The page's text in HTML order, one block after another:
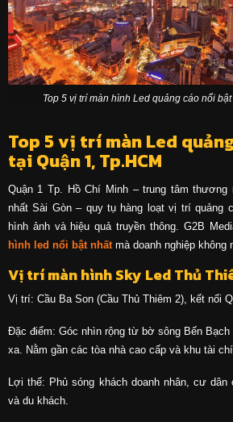
Top 5 vị trí màn hình Led quảng cáo nổi bật
Top 5 vị trí màn Led
tại Quận 1, Tp.HCM
Quận 1 Tp. Hồ Chí Minh – trung tâm thương
nhất Sài Gòn – quy tụ hàng loạt vị trí quảng
hình ảnh và hiệu quả truyền thông. G2B
hình led nổi bật nhấtmà doanh nghiệp không
Vị trí màn hình Sky Led Thủ
Vị trí: Cầu Ba Son (Cầu Thủ Thiêm 2), kết nối
Đặc điểm: Góc nhìn rộng từ bờ sông Bến
xa. Nằm gần các tòa nhà cao cấp và khu tài
Lợi thế: Phủ sóng khách doanh nhân, cư
và du khách.